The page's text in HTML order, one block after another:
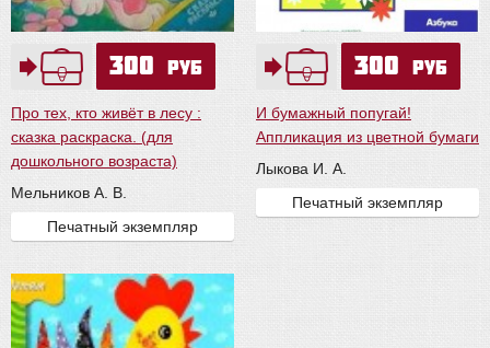
300 руб
Про тех, кто живёт в лесу :
сказка раскраска. (для
дошкольного возраста)
Мельников А. В.
Печатный экземпляр
300 руб
И бумажный попугай!
Аппликация из цветной бумаги
Лыкова И. А.
Печатный экземпляр